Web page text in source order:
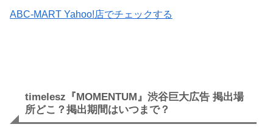
ABC-MART Yahoo!店でチェックする
timelesz『MOMENTUM』渋谷巨大広告 掲出場
所どこ？掲出期間はいつまで？